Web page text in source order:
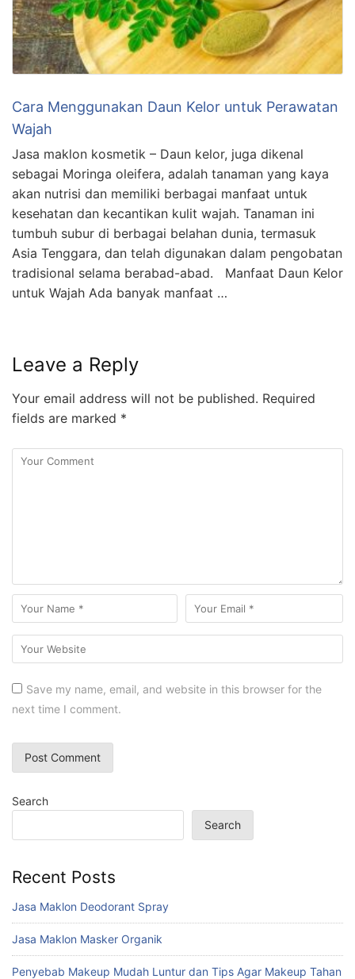
Cara Menggunakan Daun Kelor untuk Perawatan
Wajah
Jasa maklon kosmetik – Daun kelor, juga dikenal
sebagai Moringa oleifera, adalah tanaman yang kaya
akan nutrisi dan memiliki berbagai manfaat untuk
kesehatan dan kecantikan kulit wajah. Tanaman ini
tumbuh subur di berbagai belahan dunia, termasuk
Asia Tenggara, dan telah digunakan dalam pengobatan
tradisional selama berabad-abad. Manfaat Daun Kelor
untuk Wajah Ada banyak manfaat …
Leave a Reply
Your email address will not be published. Required
fields are marked *
Save my name, email, and website in this browser for the
next time I comment.
Search
Search
Recent Posts
Jasa Maklon Deodorant Spray
Jasa Maklon Masker Organik
Penyebab Makeup Mudah Luntur dan Tips Agar Makeup Tahan